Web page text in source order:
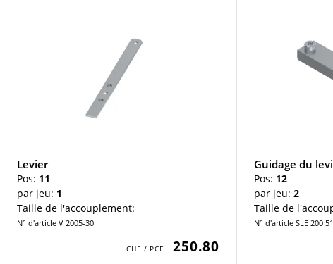
Levier
Pos: 11
par jeu: 1
Taille de l'accouplement:
N° d'article V 2005-30
250.80
Guidage du
Pos: 12
par jeu: 2
Taille de
N° d'article SLE 200